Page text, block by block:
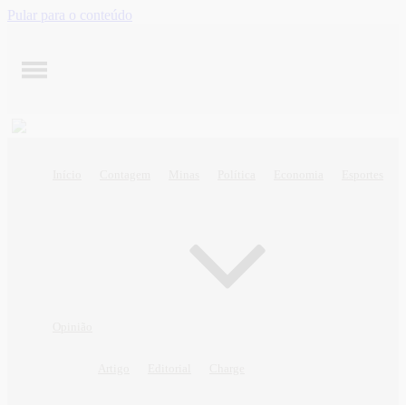
Pular para o conteúdo